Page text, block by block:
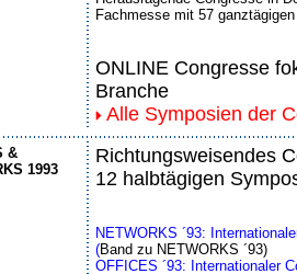
Fachmesse mit 57
ONLINE Congresse
Branche
Alle Symposien der
&
1993
Richtungsweisendes
12 halbtägigen
NETWORKS ´93:
(Band zu NETWORKS ´93)
OFFICES ´93: Internationaler